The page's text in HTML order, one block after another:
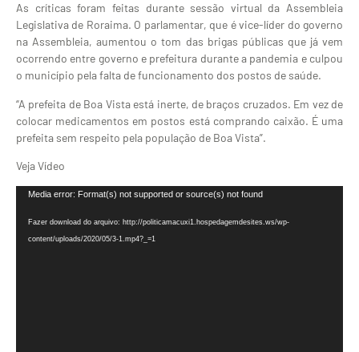
As críticas foram feitas durante sessão virtual da Assembleia
Legislativa de Roraima. O parlamentar, que é vice-líder do governo
na Assembleia, aumentou o tom das brigas públicas que já vem
ocorrendo entre governo e prefeitura durante a pandemia e culpou
o município pela falta de funcionamento dos postos de saúde.
“A prefeita de Boa Vista está inerte, de braços cruzados. Em vez de
colocar medicamentos em postos está comprando caixão. É uma
prefeita sem respeito pela população de Boa Vista”.
Veja Vídeo
Tocador
vídeo
Media error: Format(s) not supported or source(s) not found
Fazer download do arquivo: http://politicamacuxi1.hospedagemdesites.ws/wp-
content/uploads/2020/05/3-1.mp4?_=1